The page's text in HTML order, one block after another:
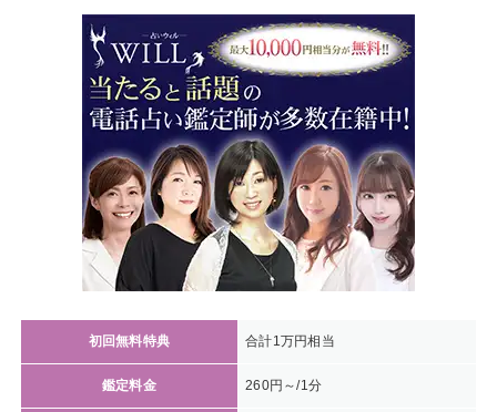
初回無料特典 合計1万円相当
鑑定料金 260円～/1分